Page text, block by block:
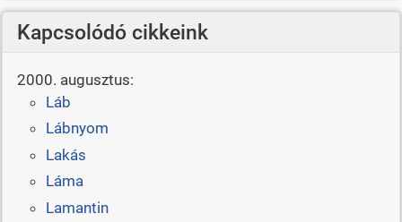
Kapcsolódó cikkeink
2000. augusztus:
Láb
Lábnyom
Lakás
Láma
Lamantin